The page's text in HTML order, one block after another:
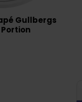
Gullbergs